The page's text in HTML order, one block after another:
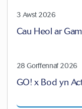
3 Awst 2026
Cau Heol ar
28 Gorffennaf 2026
GO! x Bod yn